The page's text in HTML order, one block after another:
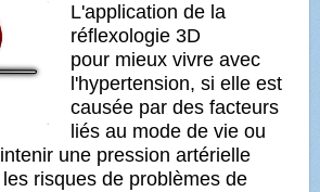
L'application de la
réflexologie 3D
pour mieux vivre avec
l'hypertension, si elle est
causée par des facteurs
liés au mode de vie ou
une pression artérielle
risques de problèmes de